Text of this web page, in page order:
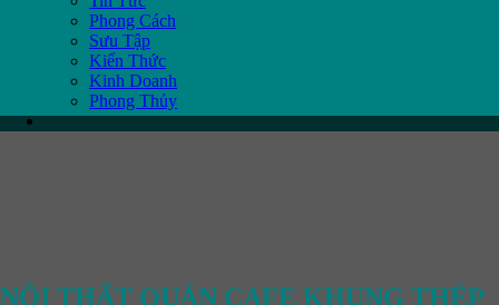
Phong Cách
Sưu Tập
Kiến Thức
Kinh Doanh
Phong Thủy
NỘI THẤT QUÁN CAFE KHUNG THÉP